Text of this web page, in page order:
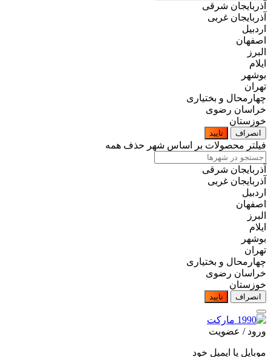
آذربایجان شرقی
آذربایجان غربی
اردبیل
اصفهان
البرز
ایلام
بوشهر
تهران
چهارمحال و بختیاری
خراسان رضوی
خوزستان
انصراف تایید
فیلتر محصولات بر اساس شهر حذف همه
آذربایجان شرقی
آذربایجان غربی
اردبیل
اصفهان
البرز
ایلام
بوشهر
تهران
چهارمحال و بختیاری
خراسان رضوی
خوزستان
انصراف تایید
ورود / عضویت
موبایل یا ایمیل خود